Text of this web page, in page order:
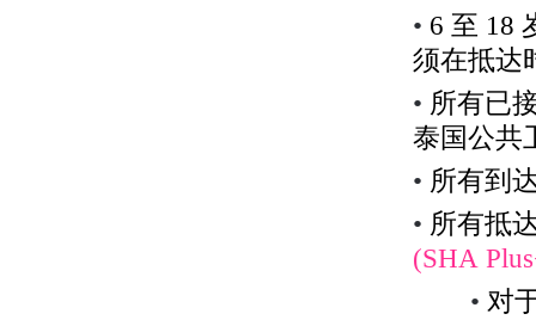
• 6 至 18
须在抵达
• 所有已
泰国公共
• 所有到
• 所有抵
(SHA Plus
• 对